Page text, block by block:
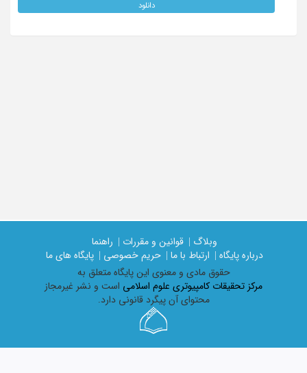
دانلود
وبلاگ | قوانین و مقررات |
راهنما
درباره پایگاه |
ارتباط با ما | حریم خصوصی |
پایگاه های ما
حقوق مادی و معنوی اين پايگاه متعلق به
مرکز تحقیقات کامپیوتری علوم اسلامی است و نشر غیرمجاز
محتوای آن پیگرد قانونی دارد.